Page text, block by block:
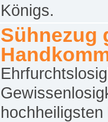
Königs.
Sühnezug